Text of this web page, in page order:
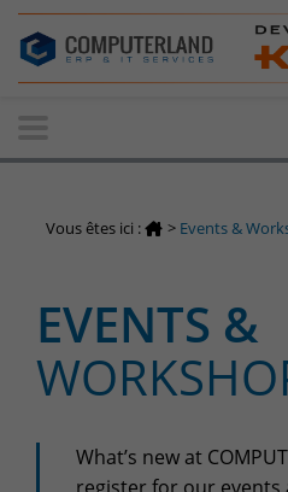
Information request
contact us
info-cpld@keyes.eu
Customer area
Access to the information area
Services Center
Vous êtes ici : > Events &
EVENTS &
What’s new at